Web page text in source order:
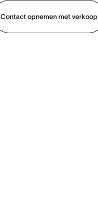
Contact opnemen met verkoop